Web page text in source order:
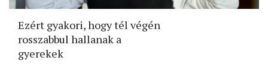
Ezért gyakori, hogy tél végén
rosszabbul hallanak a
gyerekek